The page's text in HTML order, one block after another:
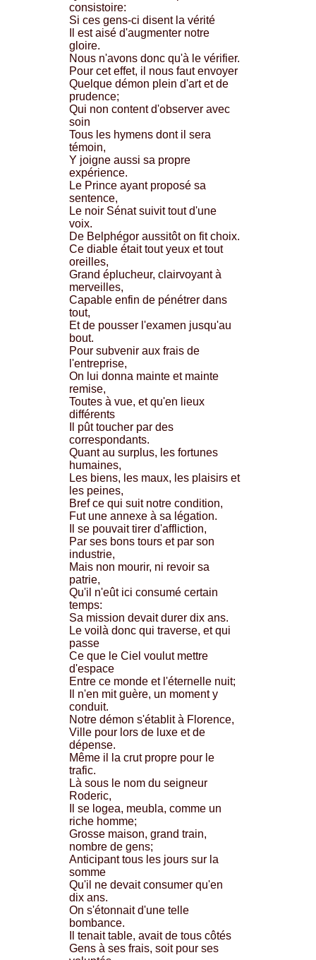
consistoire:
Si ces gens-ci disent la vérité
Il est aisé d'augmenter notre
gloire.
Nous n'avons donc qu'à le vérifier.
Pour cet effet, il nous faut envoyer
Quelque démon plein d'art et de
prudence;
Qui non content d'observer avec
soin
Tous les hymens dont il sera
témoin,
Y joigne aussi sa propre
expérience.
Le Prince ayant proposé sa
sentence,
Le noir Sénat suivit tout d'une
voix.
De Belphégor aussitôt on fit choix.
Ce diable était tout yeux et tout
oreilles,
Grand éplucheur, clairvoyant à
merveilles,
Capable enfin de pénétrer dans
tout,
Et de pousser l'examen jusqu'au
bout.
Pour subvenir aux frais de
l'entreprise,
On lui donna mainte et mainte
remise,
Toutes à vue, et qu'en lieux
différents
Il pût toucher par des
correspondants.
Quant au surplus, les fortunes
humaines,
Les biens, les maux, les plaisirs et
les peines,
Bref ce qui suit notre condition,
Fut une annexe à sa légation.
Il se pouvait tirer d'affliction,
Par ses bons tours et par son
industrie,
Mais non mourir, ni revoir sa
patrie,
Qu'il n'eût ici consumé certain
temps:
Sa mission devait durer dix ans.
Le voilà donc qui traverse, et qui
passe
Ce que le Ciel voulut mettre
d'espace
Entre ce monde et l'éternelle nuit;
Il n'en mit guère, un moment y
conduit.
Notre démon s'établit à Florence,
Ville pour lors de luxe et de
dépense.
Même il la crut propre pour le
trafic.
Là sous le nom du seigneur
Roderic,
Il se logea, meubla, comme un
riche homme;
Grosse maison, grand train,
nombre de gens;
Anticipant tous les jours sur la
somme
Qu'il ne devait consumer qu'en
dix ans.
On s'étonnait d'une telle
bombance.
Il tenait table, avait de tous côtés
Gens à ses frais, soit pour ses